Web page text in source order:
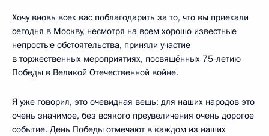
Хочу вновь всех вас поблагодарить за то, что вы приехали
сегодня в Москву, несмотря на всем хорошо известные
непростые обстоятельства, приняли участие
в торжественных мероприятиях, посвящённых 75‑летию
Победы в Великой Отечественной войне.
Я уже говорил, это очевидная вещь: для наших народов это
очень значимое, без всякого преувеличения очень дорогое
событие. День Победы отмечают в каждом из наших